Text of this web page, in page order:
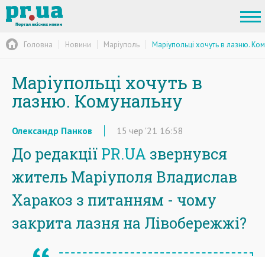
Головна Новини Маріуполь Маріупольці хочуть в лазню.
Маріупольці хочуть в
лазню. Комунальну
Олександр Панков 15 чер '21 16:58
До редакції PR.UA звернувся
житель Маріуполя Владислав
Харакоз з питанням - чому
закрита лазня на Лівобережжі?